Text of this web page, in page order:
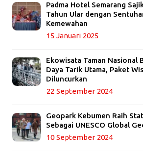
Padma Hotel Semarang
Tahun Ular dengan
Kemewahan
15 Januari 2025
Ekowisata Taman Nasional
Daya Tarik Utama, Paket
Diluncurkan
22 September 2024
Geopark Kebumen Raih
Sebagai UNESCO Global
10 September 2024